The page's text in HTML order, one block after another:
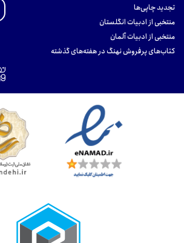
تجدید چاپی‌ها
منتخبی از ادبیات انگلستان
منتخبی از ادبیات آلمان
کتاب‌های پرفروش نهنگ در هفته‌های گذشته